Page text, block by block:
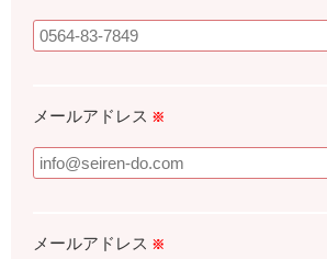
メールアドレス ※
メールアドレス ※